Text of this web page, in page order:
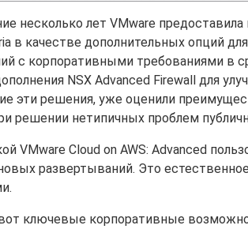
несколько лет VMware
в качестве дополнительных опций
с корпоративными требованиями в
NSX Advanced Firewall для
эти решения, уже оценили
решении нетипичных проблем
VMware Cloud on AWS: Advanced
развертываний. Это
ключевые корпоративные